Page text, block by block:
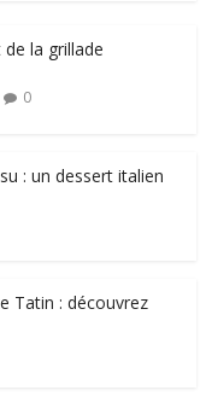
de la grillade
0
: un dessert italien
Tatin : découvrez